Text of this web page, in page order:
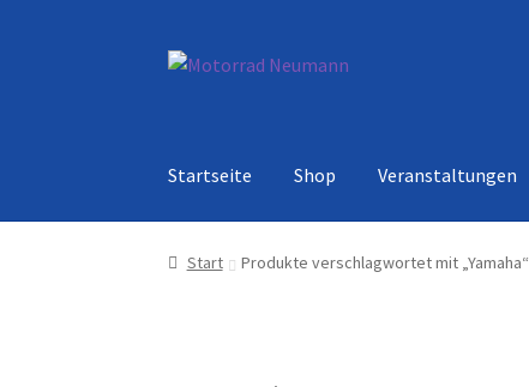
Zur
Zum
Startseite Shop Veranstaltungen
Start Produkte verschlagwortet mit „Yamaha“